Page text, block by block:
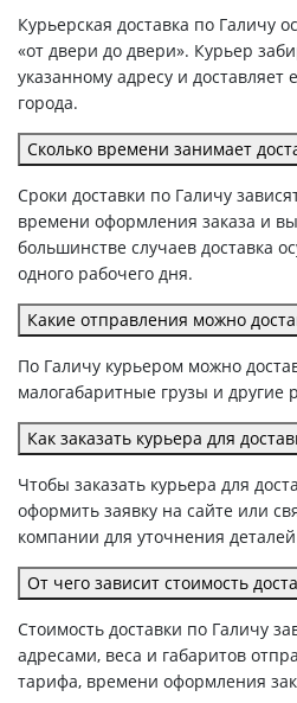
Курьерская доставка по Галичу
«от двери до двери». Курьер
указанному адресу и доставляет
города.
Сколько времени занимает
Сроки доставки по Галичу
времени оформления заказа и
большинстве случаев доставка
одного рабочего дня.
Какие отправления можно
По Галичу курьером можно
малогабаритные грузы и
Как заказать курьера для
Чтобы заказать курьера для
оформить заявку на сайте или
компании для уточнения
От чего зависит стоимость
Стоимость доставки по Галичу
адресами, веса и габаритов
тарифа, времени оформления